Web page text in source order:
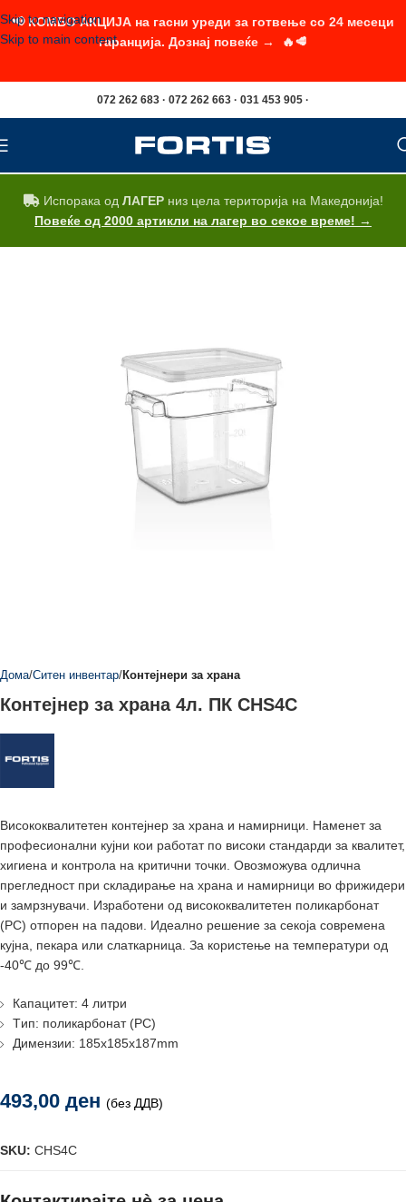
Skip to navigation
Skip to main content
072 262 683 · 072 262 663 · 031 453 905 ·
Испорака од ЛАГЕРниз цела територија на Македонија!
Повеќе од 2000 артикли на лагер во секое време! →
Дома Ситен инвентар Контејнери за храна
Контејнер за храна 4л. ПК CHS4C
Висококвалитетен контејнер за храна и намирници. Наменет за
професионални кујни кои работат по високи стандарди за квалитет,
хигиена и контрола на критични точки. Овозможува одлична
прегледност при складирање на храна и намирници во фрижидери
и замрзнувачи. Изработени од висококвалитетен поликарбонат
(PC) отпорен на падови. Идеално решение за секоја современа
кујна, пекара или слаткарница. За користење на температури од
-40℃ до 99℃.
Капацитет: 4 литри
Tип: поликарбонат (PC)
Димензии: 185x185x187mm
493,00 ден (без ДДВ)
SKU: CHS4C
📢 КОМБО АКЦИЈА на гасни уреди за готвење со 24 месеци
гаранција. Дознај повеќе → 🔥🥩